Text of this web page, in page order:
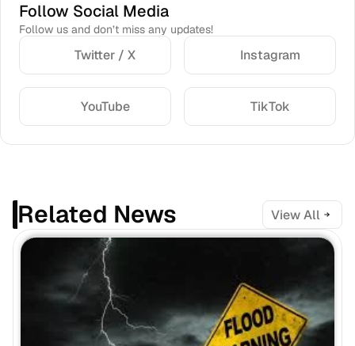
Follow Social Media
Follow us and don’t miss any updates!
Twitter / X Instagram
YouTube TikTok
Related News View All